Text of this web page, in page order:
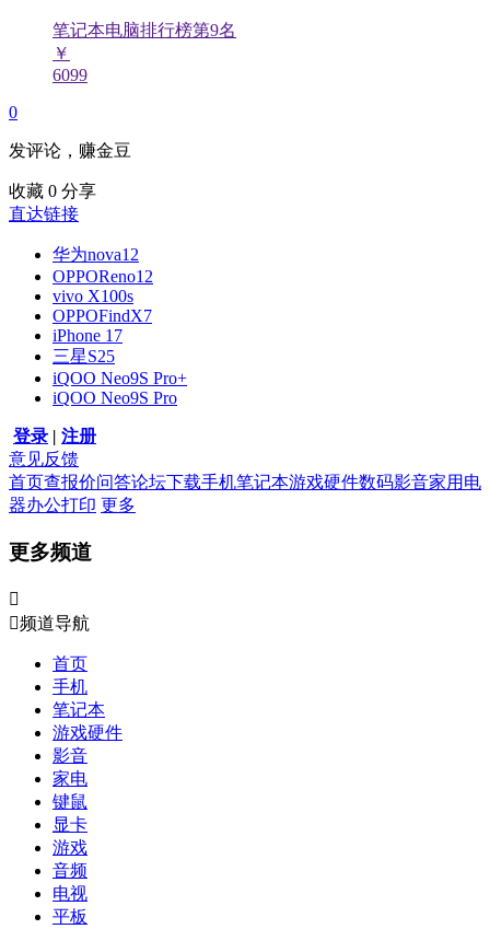
笔记本电脑排行榜第9名
￥
6099
0
发评论，赚金豆
收藏 0 分享
直达链接
华为nova12
OPPOReno12
vivo X100s
OPPOFindX7
iPhone 17
三星S25
iQOO Neo9S Pro+
iQOO Neo9S Pro
登录 | 注册
意见反馈
首页查报价问答论坛下载手机笔记本游戏硬件数码影音家用电
器办公打印 更多
更多频道

频道导航
首页
手机
笔记本
游戏硬件
影音
家电
键鼠
显卡
游戏
音频
电视
平板